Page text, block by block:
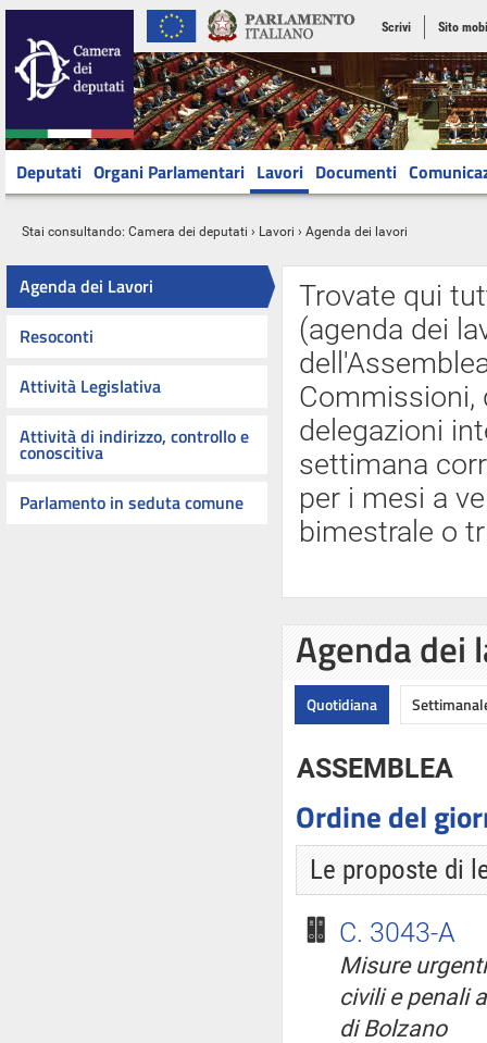
Scrivi Sito
Deputati Organi Parlamentari Lavori Documenti
Stai consultando: Camera dei deputati › Lavori › Agenda dei lavori
Agenda dei Lavori
Resoconti
Attività Legislativa
Attività di indirizzo, controllo e
conoscitiva
Parlamento in seduta comune
Trovate qui
(agenda dei
Commissioni,
delegazioni
settimana
per i mesi a
bimestrale o
Agenda dei
Quotidiana
ASSEMBLEA
Ordine del
Le proposte di
C. 3043-A
Misure
civili e penali
di Bolzano